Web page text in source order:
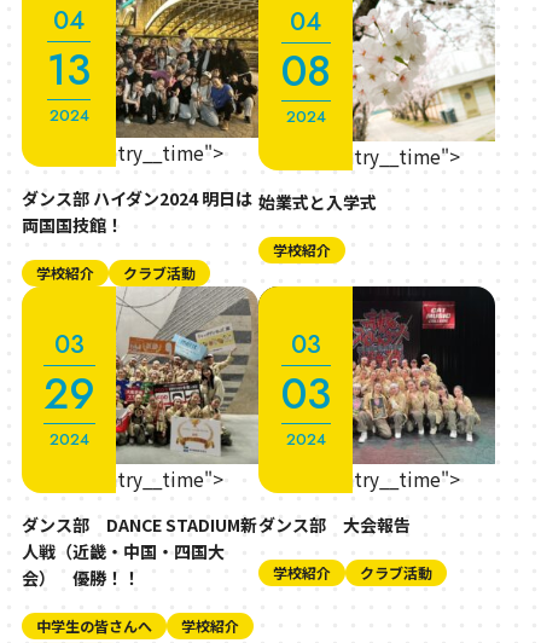
2024
04
13
" class="entry__time">
ダンス部 ハイダン2024 明日は
両国国技館！
学校紹介 クラブ活動
2024
04
08
" class="entry__time">
始業式と入学式
学校紹介
2024
03
29
" class="entry__time">
ダンス部 DANCE STADIUM新
人戦（近畿・中国・四国大
会） 優勝！！
中学生の皆さんへ
学校紹介
2024
03
03
" class="entry__time">
ダンス部 大会報告
学校紹介 クラブ活動